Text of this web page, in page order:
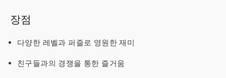
장점
다양한 레벨과 퍼즐로 영원한 재미
친구들과의 경쟁을 통한 즐거움